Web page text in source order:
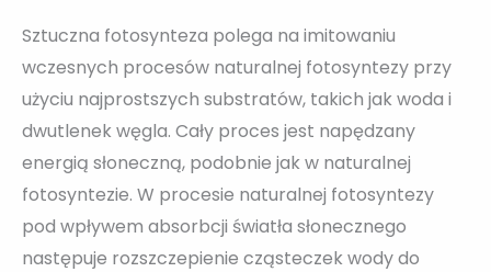
Sztuczna fotosynteza polega na imitowaniu
wczesnych procesów naturalnej fotosyntezy przy
użyciu najprostszych substratów, takich jak woda i
dwutlenek węgla. Cały proces jest napędzany
energią słoneczną, podobnie jak w naturalnej
fotosyntezie. W procesie naturalnej fotosyntezy
pod wpływem absorbcji światła słonecznego
następuje rozszczepienie cząsteczek wody do